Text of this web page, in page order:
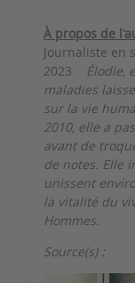
À propos de
Journaliste en
2023
Élodie,
maladies
sur la vie
2010, elle a
avant de
de notes. Elle
unissent
la vitalité du
Hommes.
Source(s) :